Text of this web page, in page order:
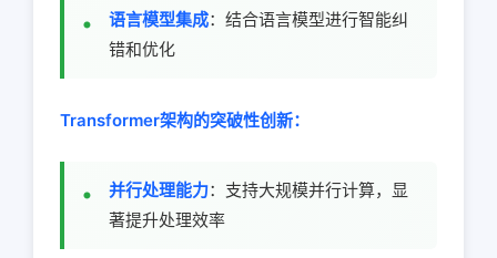
语言模型集成：结合语言模型进行智能纠
错和优化
Transformer架构的突破性创新：
并行处理能力：支持大规模并行计算，显
著提升处理效率